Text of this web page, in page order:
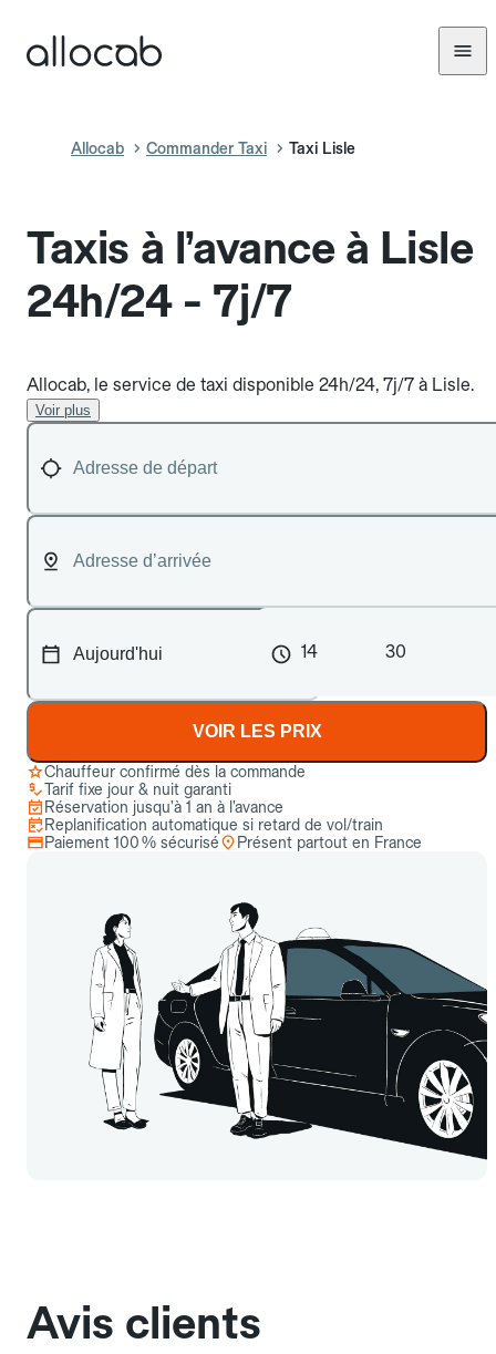
Allocab Commander Taxi Taxi Lisle
Taxis à l’avance à Lisle
24h/24 - 7j/7
Allocab, le service de taxi disponible 24h/24, 7j/7 à Lisle.
Voir plus
14 30
VOIR LES PRIX
Chauffeur confirmé dès la commande
Tarif fixe jour & nuit garanti
Réservation jusqu’à 1 an à l’avance
Replanification automatique si retard de vol/train
Paiement 100 % sécurisé
Présent partout en France
Avis clients